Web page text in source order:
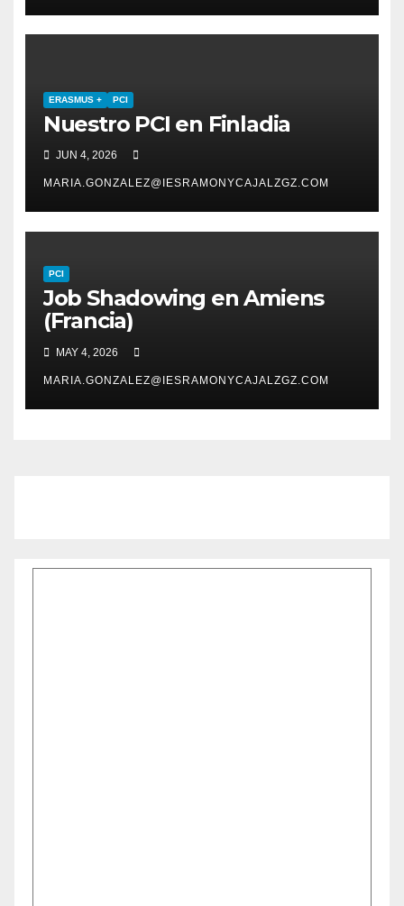
ERASMUS + PCI
Nuestro PCI en Finladia
JUN 4, 2026
MARIA.GONZALEZ@IESRAMONYCAJALZGZ.COM
PCI
Job Shadowing en Amiens
(Francia)
MAY 4, 2026
MARIA.GONZALEZ@IESRAMONYCAJALZGZ.COM